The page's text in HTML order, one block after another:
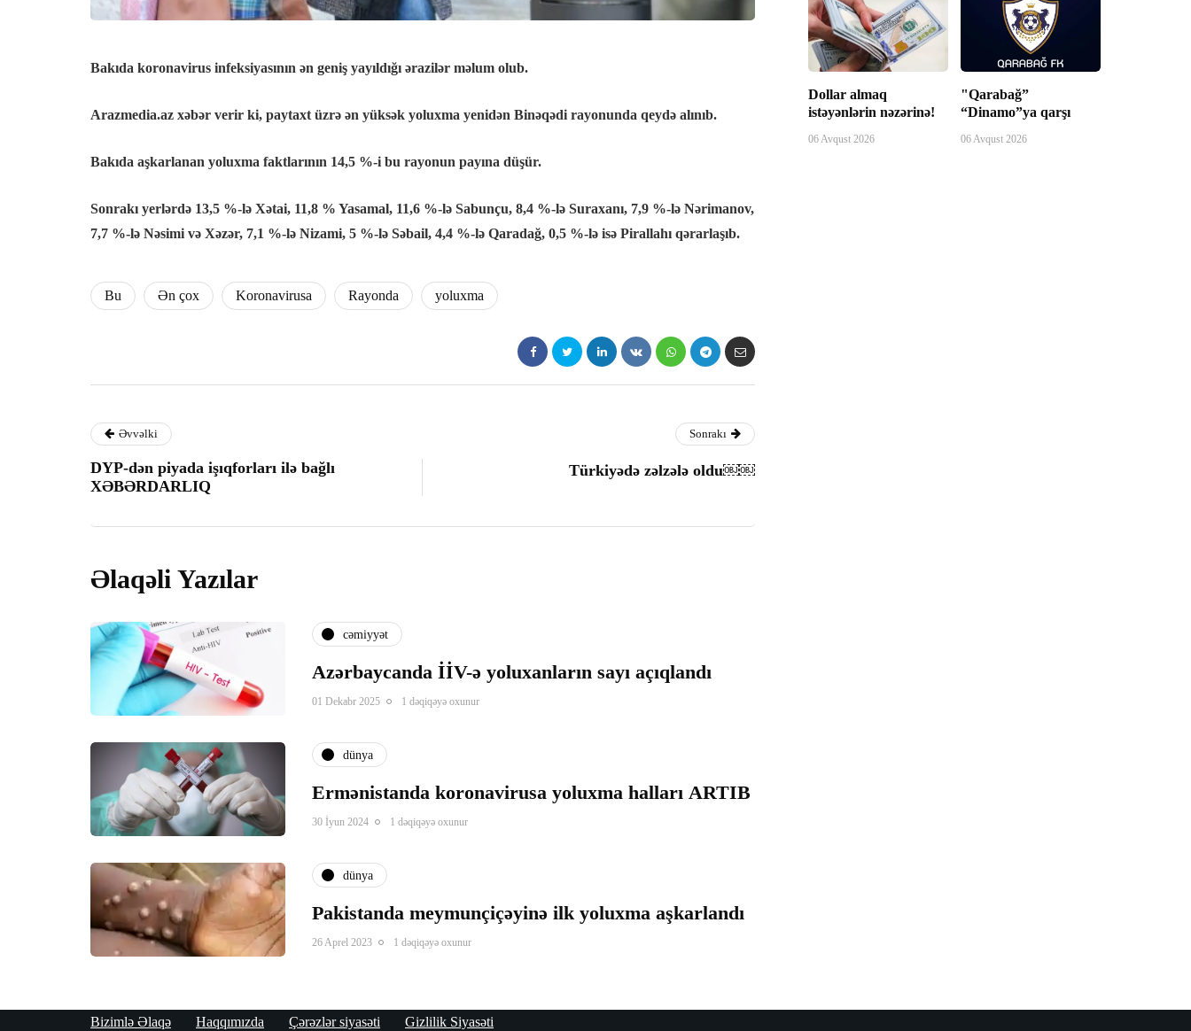
Bakıda koronavirus infeksiyasının ən geniş yayıldığı ərazilər məlum olub.
Arazmedia.az xəbər verir ki, paytaxt üzrə ən yüksək yoluxma yenidən Binəqədi rayonunda qeydə alınıb.
Bakıda aşkarlanan yoluxma faktlarının 14,5 %-i bu rayonun payına düşür.
Sonrakı yerlərdə 13,5 %-lə Xətai, 11,8 % Yasamal, 11,6 %-lə Sabunçu, 8,4 %-lə Suraxanı, 7,9 %-lə Nərimanov,
7,7 %-lə Nəsimi və Xəzər, 7,1 %-lə Nizami, 5 %-lə Səbail, 4,4 %-lə Qaradağ, 0,5 %-lə isə Pirallahı qərarlaşıb.
Bu Ən çox Koronavirusa Rayonda yoluxma
Dollar almaq
istəyənlərin nəzərinə!
06 Avqust 2026
"Qarabağ”
“Dinamo”ya qarşı
06 Avqust 2026
Əvvəlki
DYP-dən piyada işıqforları ilə bağlı
XƏBƏRDARLIQ
Sonrakı
Türkiyədə zəlzələ oldu￼￼
Əlaqəli Yazılar
cəmiyyət
Azərbaycanda İİV-ə yoluxanların sayı açıqlandı
01 Dekabr 2025 1 dəqiqəyə oxunur
dünya
Ermənistanda koronavirusa yoluxma halları ARTIB
30 İyun 2024 1 dəqiqəyə oxunur
dünya
Pakistanda meymunçiçəyinə ilk yoluxma aşkarlandı
26 Aprel 2023 1 dəqiqəyə oxunur
Bizimlə Əlaqə Haqqımızda Çərəzlər siyasəti Gizlilik Siyasəti